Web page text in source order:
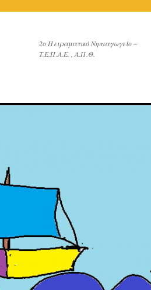
2o Πειραματικό Νηπιαγωγείο –
T.E.Π.Α.Ε. , Α.Π.Θ.